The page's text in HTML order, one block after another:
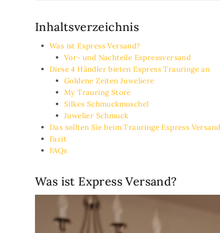
Inhaltsverzeichnis
Was ist Express Versand?
Vor- und Nachteile Expressversand
Diese 4 Händler bieten Express Trauringe an
Goldene Zeiten Juweliere
My Trauring Store
Silkes Schmuckmuschel
Juwelier Schmuck
Das sollten Sie beim Trauringe Express
Fazit
FAQs
Was ist Express Versand?